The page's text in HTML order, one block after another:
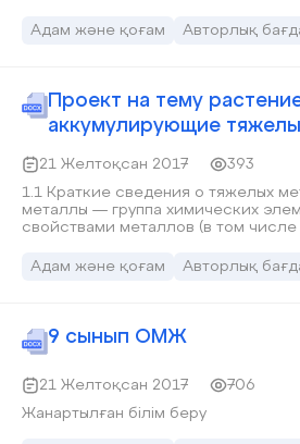
педагогикалық технологияларды
асыруға дайын білімді,
және бәсекеге қабілетті студентті қалыптастыру
мұғалімнің міндеті.
Адам және қоғам Авторлық
Проект на тему
аккумулирующие
21 Желтоқсан 2017
393
1.1 Краткие сведения о тяжелых
металлы — группа химических
свойствами металлов (в том
Известно около сорока
Адам және қоғам Авторлық
9 сынып ОМЖ
21 Желтоқсан 2017
706
Жанартылған білім беру